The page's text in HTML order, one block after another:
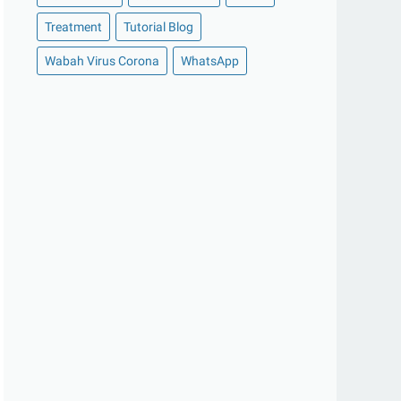
►September 2020(8)
►Agustus 2020
(13)
Treatment Tutorial Blog
Wabah Virus Corona WhatsApp